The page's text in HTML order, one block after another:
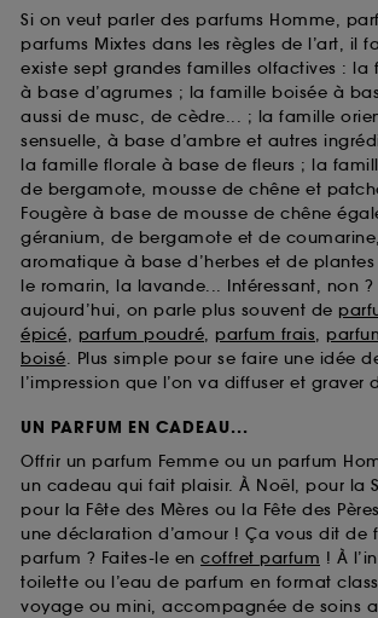
Si on veut parler des parfums Homme,
parfums Mixtes dans les règles de l’art, il
existe sept grandes familles olfactives : la
à base d’agrumes ; la famille boisée à
aussi de musc, de cèdre... ; la famille
sensuelle, à base d’ambre et autres
la famille florale à base de fleurs ; la
de bergamote, mousse de chêne et
Fougère à base de mousse de chêne
géranium, de bergamote et de
aromatique à base d’herbes et de
le romarin, la lavande... Intéressant, non
aujourd’hui, on parle plus souvent de
épicé, parfum poudré, parfum frais,
boisé. Plus simple pour se faire une idée
l’impression que l’on va diffuser et graver
UN PARFUM EN CADEAU...
Offrir un parfum Femme ou un parfum
un cadeau qui fait plaisir. À Noël, pour la
pour la Fête des Mères ou la Fête des
une déclaration d’amour ! Ça vous dit de
parfum ? Faites-le en coffret parfum ! À
toilette ou l’eau de parfum en format
voyage ou mini, accompagnée de soins